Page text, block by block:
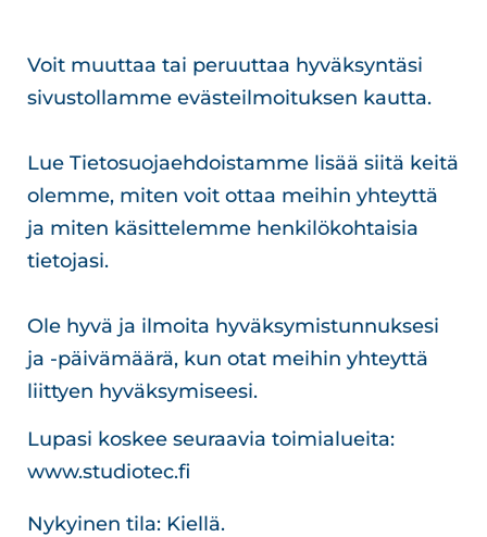
Voit muuttaa tai peruuttaa hyväksyntäsi
sivustollamme evästeilmoituksen kautta.
Lue Tietosuojaehdoistamme lisää siitä keitä
olemme, miten voit ottaa meihin yhteyttä
ja miten käsittelemme henkilökohtaisia
tietojasi.
Ole hyvä ja ilmoita hyväksymistunnuksesi
ja -päivämäärä, kun otat meihin yhteyttä
liittyen hyväksymiseesi.
Lupasi koskee seuraavia toimialueita:
www.studiotec.fi
Nykyinen tila: Kiellä.